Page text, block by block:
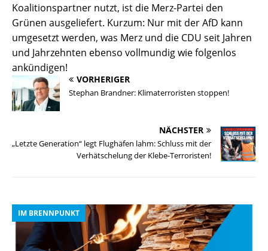
Koalitionspartner nutzt, ist die Merz-Partei den
Grünen ausgeliefert. Kurzum: Nur mit der AfD kann
umgesetzt werden, was Merz und die CDU seit Jahren
und Jahrzehnten ebenso vollmundig wie folgenlos
ankündigen!
VORHERIGER
Stephan Brandner: Klimaterroristen stoppen!
NÄCHSTER
„Letzte Generation“ legt Flughäfen lahm: Schluss mit der
Verhätschelung der Klebe-Terroristen!
IM BRENNPUNKT